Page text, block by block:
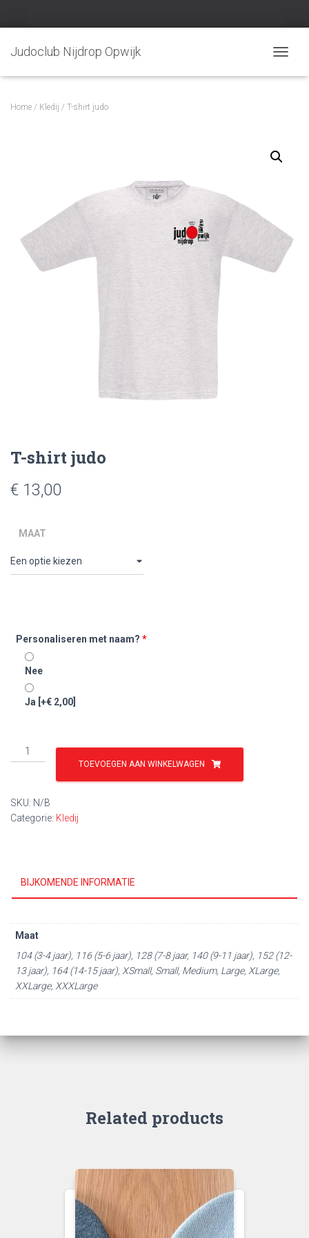
Judoclub Nijdrop Opwijk
Home / Kledij / T-shirt judo
T-shirt judo
€ 13,00
MAAT
Personaliseren met naam? *
Nee
Ja [+€ 2,00]
shirt
TOEVOEGEN AAN WINKELWAGEN
SKU: N/B
Categorie: Kledij
BIJKOMENDE INFORMATIE
Maat
104 (3-4 jaar), 116 (5-6 jaar), 128 (7-8 jaar, 140 (9-11 jaar), 152 (12-
13 jaar), 164 (14-15 jaar), XSmall, Small, Medium, Large, XLarge,
XXLarge, XXXLarge
Related products